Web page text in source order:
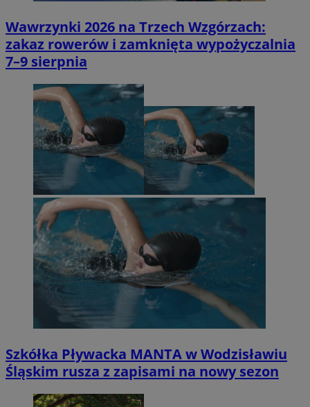
Wawrzynki 2026 na Trzech Wzgórzach:
zakaz rowerów i zamknięta wypożyczalnia
7–9 sierpnia
Szkółka Pływacka MANTA w Wodzisławiu
Śląskim rusza z zapisami na nowy sezon